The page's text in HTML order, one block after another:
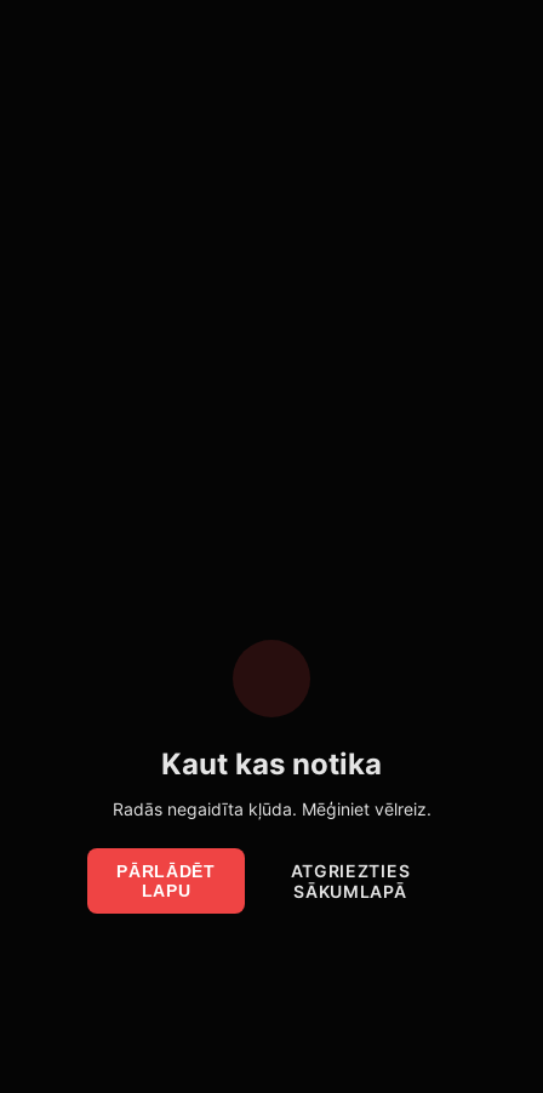
Kaut kas notika
Radās negaidīta kļūda. Mēģiniet vēlreiz.
PĀRLĀDĒT
LAPU
ATGRIEZTIES
SĀKUMLAPĀ